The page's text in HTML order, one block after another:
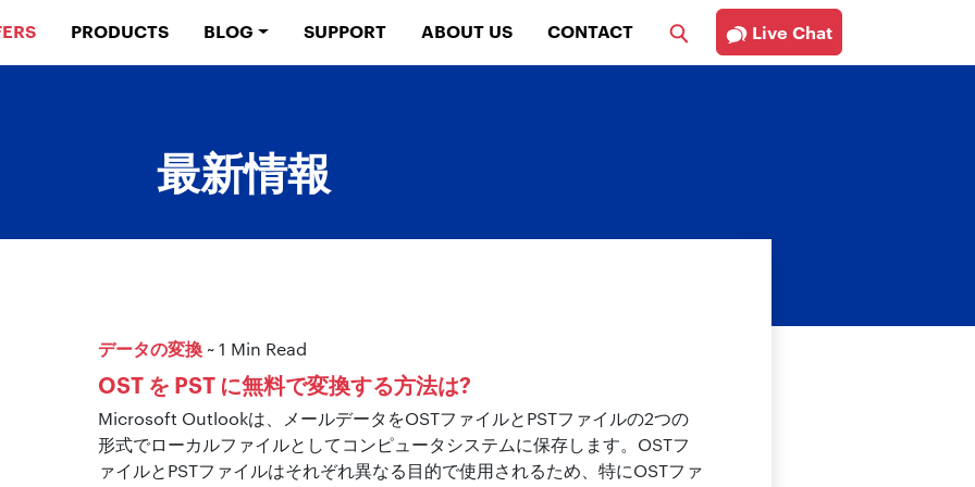
PRODUCTS BLOG SUPPORT ABOUT US CONTACT Live Chat
最新情報
データの変換 ~ 1 Min Read
OST を PST に無料で変換する方法は?
Microsoft Outlookは、メールデータをOSTファイルとPSTファイルの2つの
形式でローカルファイルとしてコンピュータシステムに保存します。OSTフ
ァイルとPSTファイルはそれぞれ異なる目的で使用されるため、特にOSTファ